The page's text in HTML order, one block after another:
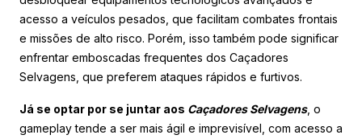
acesso a veículos pesados, que facilitam combates frontais
e missões de alto risco. Porém, isso também pode significar
enfrentar emboscadas frequentes dos Caçadores
Selvagens, que preferem ataques rápidos e furtivos.
Já se optar por se juntar aos Caçadores Selvagens, o
gameplay tende a ser mais ágil e imprevisível, com acesso a